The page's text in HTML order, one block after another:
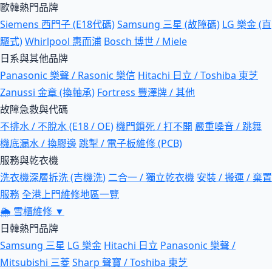
歐韓熱門品牌
Siemens 西門子 (E18代碼)Samsung 三星 (故障碼) LG 樂金 (直
驅式)Whirlpool 惠而浦 Bosch 博世 / Miele
日系與其他品牌
Panasonic 樂聲 / Rasonic 樂信 Hitachi 日立 / Toshiba 東芝
Zanussi 金章 (換軸承) Fortress 豐澤牌 / 其他
故障急救與代碼
不排水 / 不脫水 (E18 / OE)機門鎖死 / 打不開 嚴重噪音 / 跳舞
機底漏水 / 換膠邊跳掣 / 電子板維修 (PCB)
服務與乾衣機
洗衣機深層拆洗 (吉機洗) 二合一 / 獨立乾衣機 安裝 / 搬運 / 棄置
服務全港上門維修地區一覽
🌦 雪櫃維修 ▼
日韓熱門品牌
Samsung 三星 LG 樂金 Hitachi 日立 Panasonic 樂聲 /
Mitsubishi 三菱Sharp 聲寶 / Toshiba 東芝